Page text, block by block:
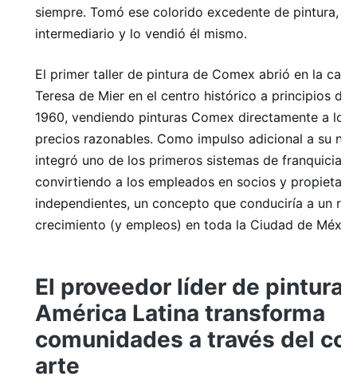
siempre. Tomó ese colorido excedente de pintura,
intermediario y lo vendió él mismo.
El primer taller de pintura de Comex abrió en la
Teresa de Mier en el centro histórico a principios de
1960, vendiendo pinturas Comex directamente a los
precios razonables. Como impulso adicional a su
integró uno de los primeros sistemas de franquicias
convirtiendo a los empleados en socios y
independientes, un concepto que conduciría a un
crecimiento (y empleos) en toda la Ciudad de
El proveedor líder de pintura
América Latina transforma
comunidades a través del
arte